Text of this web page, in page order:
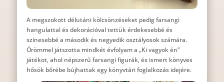
A megszokott délutáni kölcsönzéseket pedig farsangi
hangulattal és dekorációval tettük érdekesebbé és
színesebbé a második és negyedik osztályosok számára.
Örömmel játszotta mindkét évfolyam a „Ki vagyok én”
játékot, ahol népszerű farsangi figurák, és ismert könyves
hősök bőrébe bújhattak egy könyvtári foglalkozás idejére.